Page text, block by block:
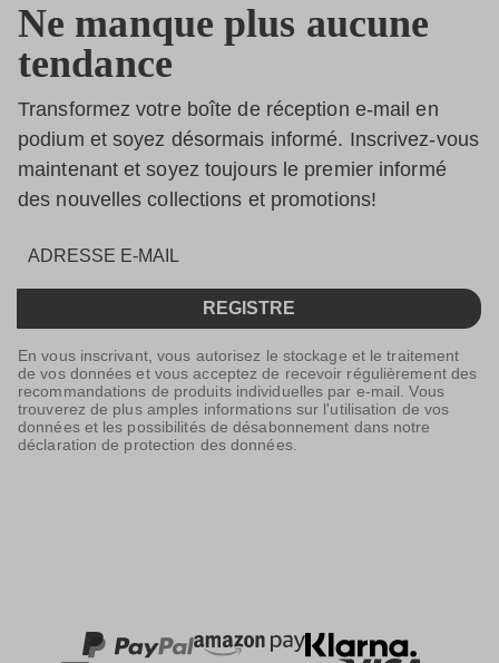
Ne manque plus aucune
tendance
Transformez votre boîte de réception e-mail en
podium et soyez désormais informé. Inscrivez-vous
maintenant et soyez toujours le premier informé
des nouvelles collections et promotions!
REGISTRE
En vous inscrivant, vous autorisez le stockage et le traitement
de vos données et vous acceptez de recevoir régulièrement des
recommandations de produits individuelles par e-mail. Vous
trouverez de plus amples informations sur l'utilisation de vos
données et les possibilités de désabonnement dans notre
déclaration de protection des données.